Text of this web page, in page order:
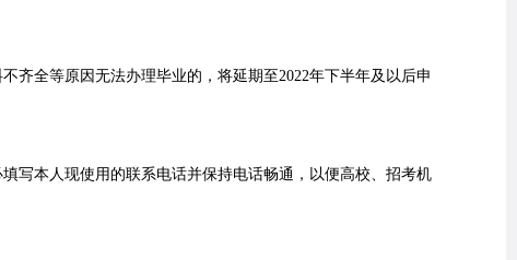
全等原因无法办理毕业的，将延期至2022年下半年及以后申
本人现使用的联系电话并保持电话畅通，以便高校、招考机